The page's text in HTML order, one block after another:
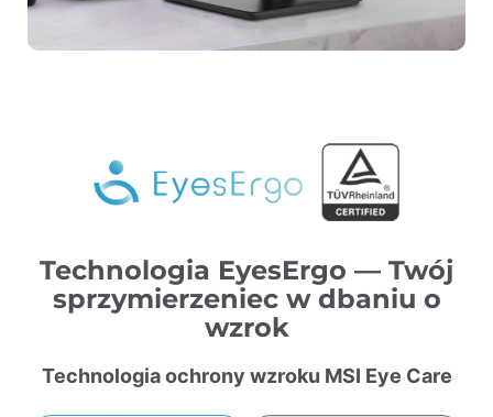
Technologia EyesErgo — Twój
sprzymierzeniec w dbaniu o
wzrok
Technologia ochrony wzroku MSI Eye Care